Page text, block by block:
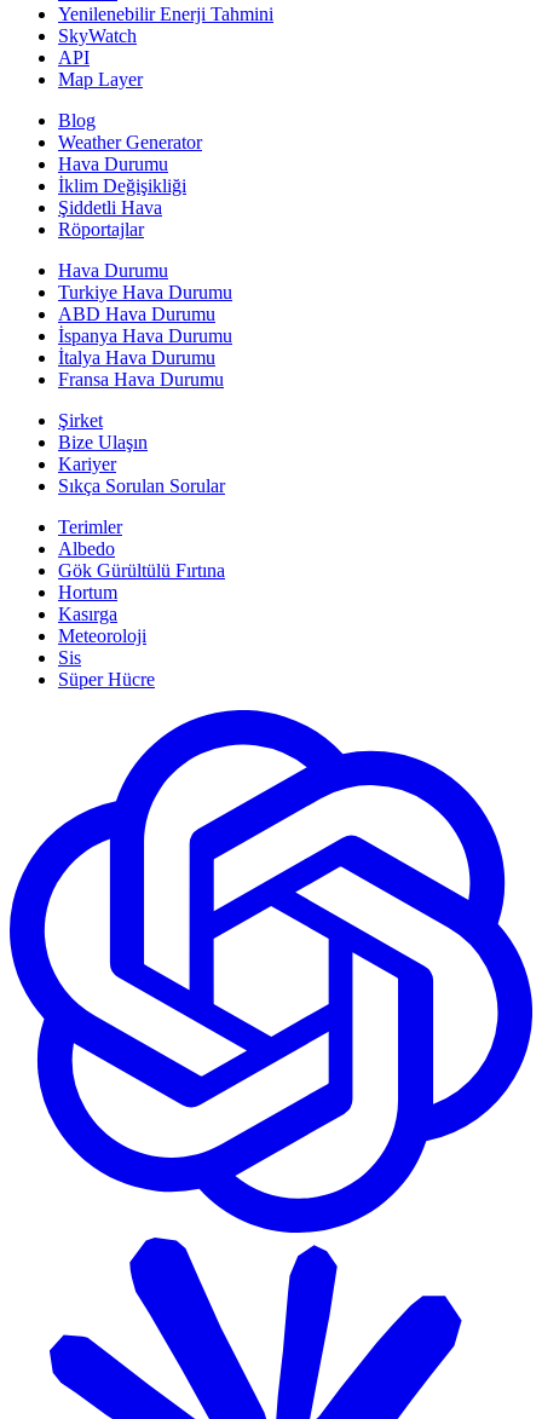
Yenilenebilir Enerji Tahmini
SkyWatch
API
Map Layer
Blog
Weather Generator
Hava Durumu
İklim Değişikliği
Şiddetli Hava
Röportajlar
Hava Durumu
Turkiye Hava Durumu
ABD Hava Durumu
İspanya Hava Durumu
İtalya Hava Durumu
Fransa Hava Durumu
Şirket
Bize Ulaşın
Kariyer
Sıkça Sorulan Sorular
Terimler
Albedo
Gök Gürültülü Fırtına
Hortum
Kasırga
Meteoroloji
Sis
Süper Hücre